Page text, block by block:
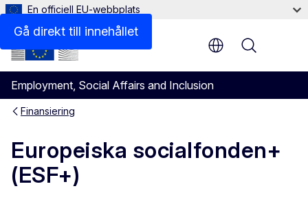
Gå direkt till innehållet
En officiell EU-webbplats
Employment, Social Affairs and Inclusion
Menu
Finansiering
Europeiska socialfonden+
(ESF+)